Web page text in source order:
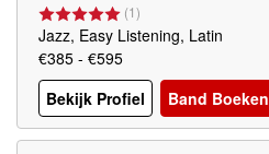
(1)
Jazz, Easy Listening, Latin
€385 - €595
Bekijk Profiel
Band Boeken